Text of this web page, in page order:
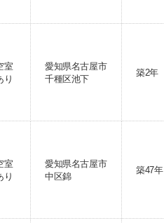
室
り
愛知県名古屋市
千種区池下
築2年
室
り
愛知県名古屋市
中区錦
築47年